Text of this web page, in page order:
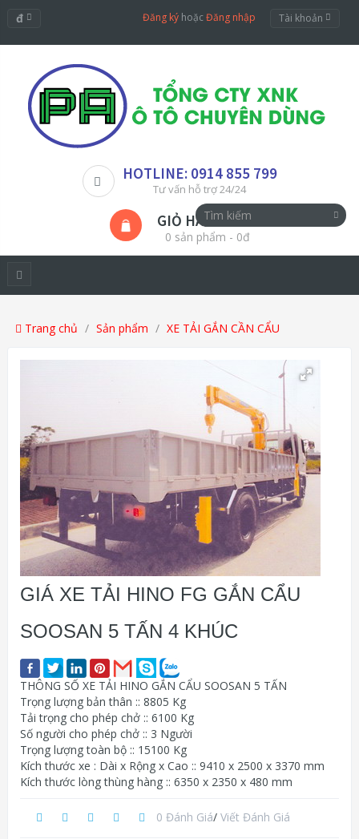
đ Đăng ký hoặcĐăng nhập Tài khoản
HOTLINE: 0914 855 799
Tư vấn hỗ trợ 24/24
GIỎ HÀNG
0 sản phẩm - 0đ
Trang chủ Sản phẩm XE TẢI GẮN CẦN CẨU
GIÁ XE TẢI HINO FG GẮN CẨU
SOOSAN 5 TẤN 4 KHÚC
THÔNG SỐ XE TẢI HINO GẮN CẨU SOOSAN 5 TẤN
Trọng lượng bản thân :: 8805 Kg
Tải trọng cho phép chở :: 6100 Kg
Số người cho phép chở :: 3 Người
Trọng lượng toàn bộ :: 15100 Kg
Kích thước xe : Dài x Rộng x Cao :: 9410 x 2500 x 3370 mm
Kích thước lòng thùng hàng :: 6350 x 2350 x 480 mm
0 Đánh Giá/ Viết Đánh Giá